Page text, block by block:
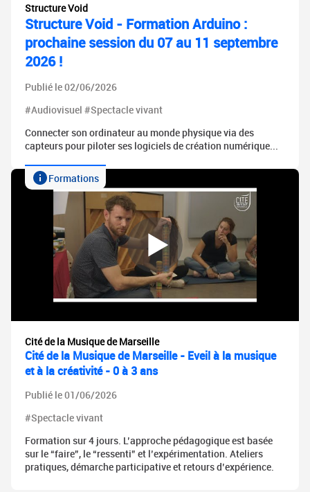
Structure Void
Structure Void - Formation Arduino :
prochaine session du 07 au 11 septembre
2026 !
Publié le 02/06/2026
#Audiovisuel #Spectacle vivant
Connecter son ordinateur au monde physique via des
capteurs pour piloter ses logiciels de création numérique...
Formations
Cité de la Musique de Marseille
Cité de la Musique de Marseille - Eveil à la musique
et à la créativité - 0 à 3 ans
Publié le 01/06/2026
#Spectacle vivant
Formation sur 4 jours. L’approche pédagogique est basée
sur le “faire”, le “ressenti” et l’expérimentation. Ateliers
pratiques, démarche participative et retours d’expérience.